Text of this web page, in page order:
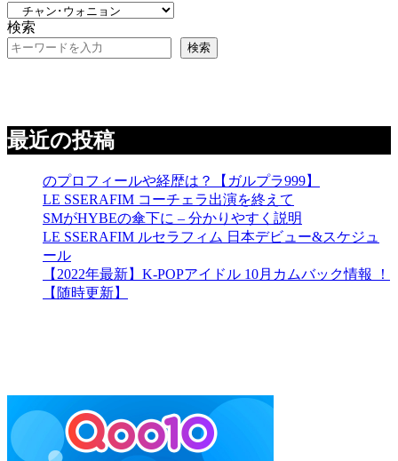
検索
検索
最近の投稿
のプロフィールや経歴は？【ガルプラ999】
LE SSERAFIM コーチェラ出演を終えて
SMがHYBEの傘下に – 分かりやすく説明
LE SSERAFIM ルセラフィム 日本デビュー&スケジュ
ール
【2022年最新】K-POPアイドル 10月カムバック情報 ！
【随時更新】